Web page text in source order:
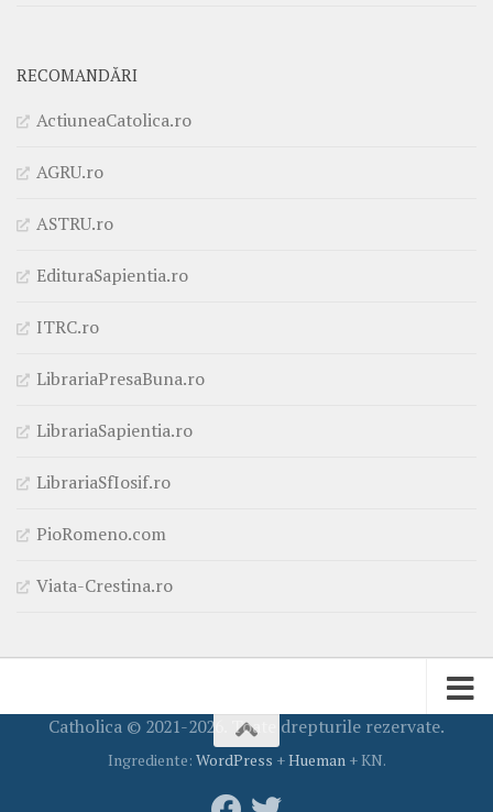
RECOMANDĂRI
ActiuneaCatolica.ro
AGRU.ro
ASTRU.ro
EdituraSapientia.ro
ITRC.ro
LibrariaPresaBuna.ro
LibrariaSapientia.ro
LibrariaSfIosif.ro
PioRomeno.com
Viata-Crestina.ro
Catholica © 2021-2026. Toate drepturile rezervate.
Ingrediente: WordPress +Hueman+ KN.